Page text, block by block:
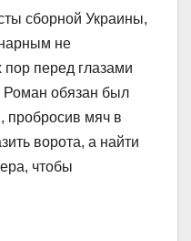
сборной Украины,
не
перед глазами
Роман обязан был
пробросив мяч в
ворота, а найти
чтобы